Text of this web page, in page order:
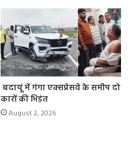
बदायूं में गंगा एक्सप्रेसवे के समीप दो
कारों की भिड़ंत
August 2, 2026